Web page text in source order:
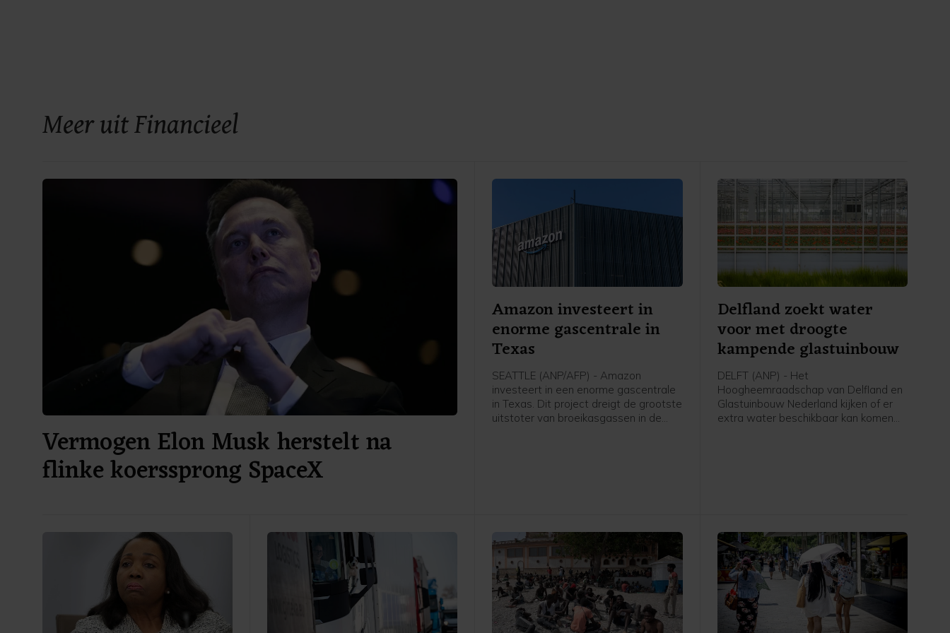
Meer uit Financieel
Vermogen Elon Musk herstelt na
flinke koerssprong SpaceX
Amazon investeert in
enorme gascentrale in
Texas
SEATTLE (ANP/AFP) - Amazon
investeert in een enorme gascentrale
in Texas. Dit project dreigt de grootste
uitstoter van broeikasgassen in de
Delfland zoekt water
voor met droogte
kampende glastuinbouw
DELFT (ANP) - Het
Hoogheemraadschap van Delfland en
Glastuinbouw Nederland kijken of er
extra water beschikbaar kan komen
aanvoeren.